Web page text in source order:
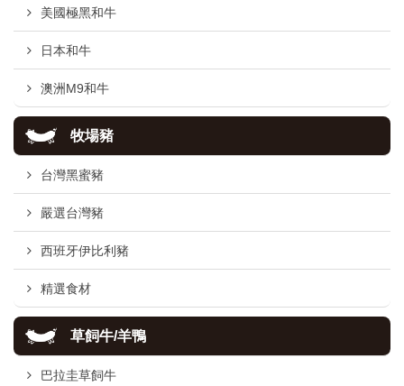
美國極黑和牛
日本和牛
澳洲M9和牛
牧場豬
台灣黑蜜豬
嚴選台灣豬
西班牙伊比利豬
精選食材
草飼牛/羊鴨
巴拉圭草飼牛